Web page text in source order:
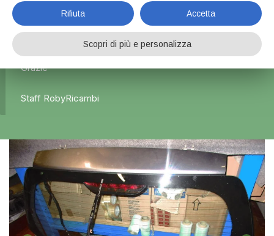
L'azienda Resta Chiusa Dal 5.08 Al 31.08 Qualsiasi
Ordine Verrà Accettato Ma La Spedizione Ripartirà Dal 1
Grazie
Staff RobyRicambi
Rifiuta Accetta
Scopri di più e personalizza